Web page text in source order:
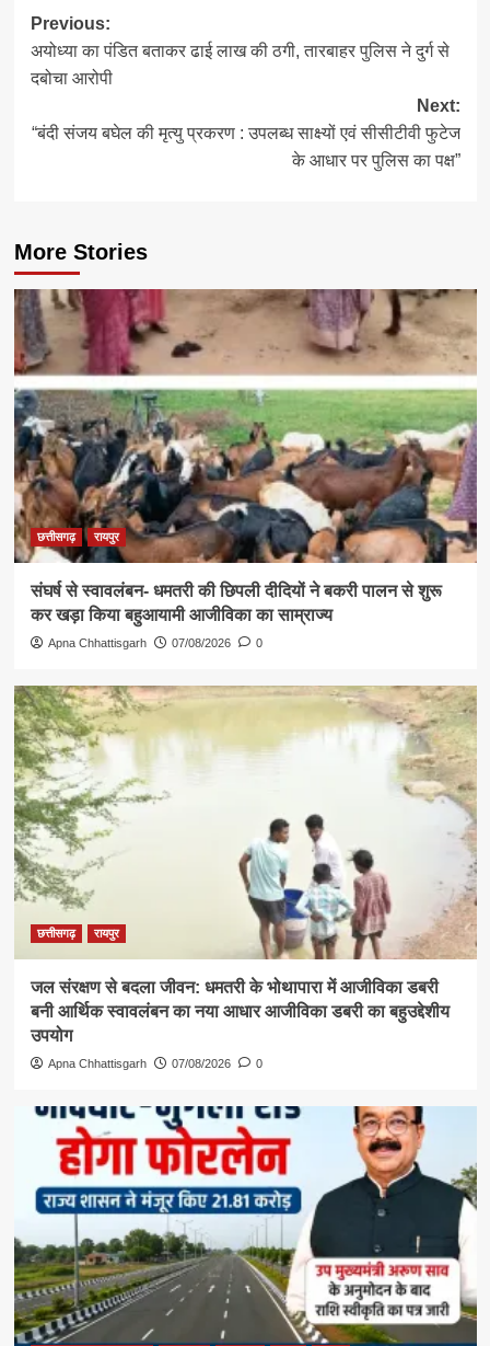
Post
navigation
Previous:
अयोध्या का पंडित बताकर ढाई लाख की ठगी, तारबाहर पुलिस ने दुर्ग से
दबोचा आरोपी
Next:
“बंदी संजय बघेल की मृत्यु प्रकरण : उपलब्ध साक्ष्यों एवं सीसीटीवी फुटेज
के आधार पर पुलिस का पक्ष”
More Stories
छत्तीसगढ़ रायपुर
संघर्ष से स्वावलंबन- धमतरी की छिपली दीदियों ने बकरी पालन से शुरू
कर खड़ा किया बहुआयामी आजीविका का साम्राज्य
Apna Chhattisgarh 07/08/2026 0
छत्तीसगढ़ रायपुर
जल संरक्षण से बदला जीवन: धमतरी के भोथापारा में आजीविका डबरी
बनी आर्थिक स्वावलंबन का नया आधार आजीविका डबरी का बहुउद्देशीय
उपयोग
Apna Chhattisgarh 07/08/2026 0